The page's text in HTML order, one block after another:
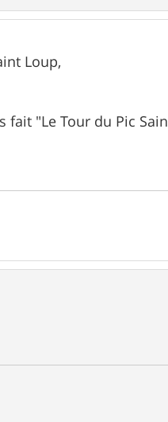
Loup,
"Le Tour du Pic